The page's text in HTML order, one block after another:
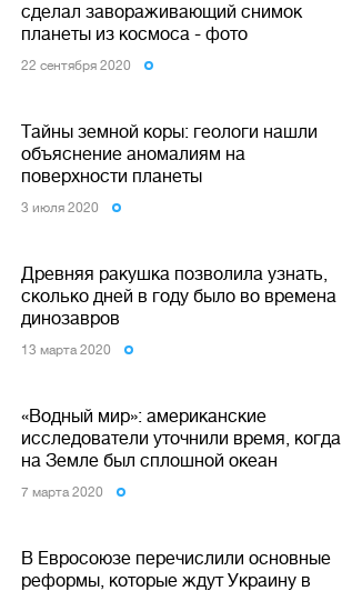
сделал завораживающий снимок
планеты из космоса - фото
22 сентября 2020
Тайны земной коры: геологи нашли
объяснение аномалиям на
поверхности планеты
3 июля 2020
Древняя ракушка позволила узнать,
сколько дней в году было во времена
динозавров
13 марта 2020
«Водный мир»: американские
исследователи уточнили время, когда
на Земле был сплошной океан
7 марта 2020
В Евросоюзе перечислили основные
реформы, которые ждут Украину в